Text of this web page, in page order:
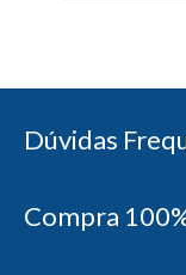
Dúvidas
Compra